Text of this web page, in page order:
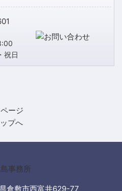
祝日
倉敷市西富井629-77